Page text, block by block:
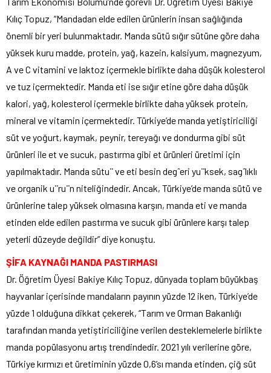
Kılıç Topuz, “Mandadan elde edilen ürünlerin insan sağlığında
önemli bir yeri bulunmaktadır. Manda sütü sığır sütüne göre daha
yüksek kuru madde, protein, yağ, kazein, kalsiyum, magnezyum,
A ve C vitamini ve laktoz içermekle birlikte daha düşük kolesterol
ve tuz içermektedir. Manda eti ise sığır etine göre daha düşük
kalori, yağ, kolesterol içermekle birlikte daha yüksek protein,
mineral ve vitamin içermektedir. Türkiye’de manda yetiştiriciliği
süt ve yoğurt, kaymak, peynir, tereyağı ve dondurma gibi süt
ürünleri ile et ve sucuk, pastırma gibi et ürünleri üretimi için
yapılmaktadır. Manda sütu¨ ve eti besin degˆeri yu¨ksek, sagˆlıklı
ve organik u¨ru¨n niteliğindedir. Ancak, Türkiye’de manda sütü ve
ürünlerine talep yüksek olmasına karşın, manda eti ve manda
etinden elde edilen pastırma ve sucuk gibi ürünlere karşı talep
yeterli düzeyde değildir” diye konuştu.
ŞİFA KAYNAĞI MANDA PASTIRMASI
Dr. Öğretim Üyesi Bakiye Kılıç Topuz, dünyada toplam büyükbaş
hayvanlar içerisinde mandaların payının yüzde 12 iken, Türkiye’de
yüzde 1 olduğuna dikkat çekerek, “Tarım ve Orman Bakanlığı
tarafından manda yetiştiriciliğine verilen desteklemelerle birlikte
manda popülasyonu artış trendindedir. 2021 yılı verilerine göre,
Türkiye kırmızı et üretiminin yüzde 0,6’sı manda etinden, çiğ süt